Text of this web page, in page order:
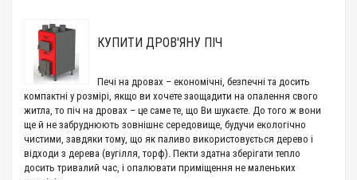
КУПИТИ ДРОВ'ЯНУ ПІЧ
Печі на дровах – економічні, безпечні та досить
компактні у розмірі, якщо ви хочете заощадити на опалення свого
житла, то піч на дровах – це саме те, що Ви шукаєте. До того ж вони
ще й не забруднюють зовнішнє середовище, будучи екологічно
чистими, завдяки тому, що як паливо використовується дерево і
відходи з дерева (вугілля, торф). Пекти здатна зберігати тепло
досить тривалий час, і опалювати приміщення не маленьких